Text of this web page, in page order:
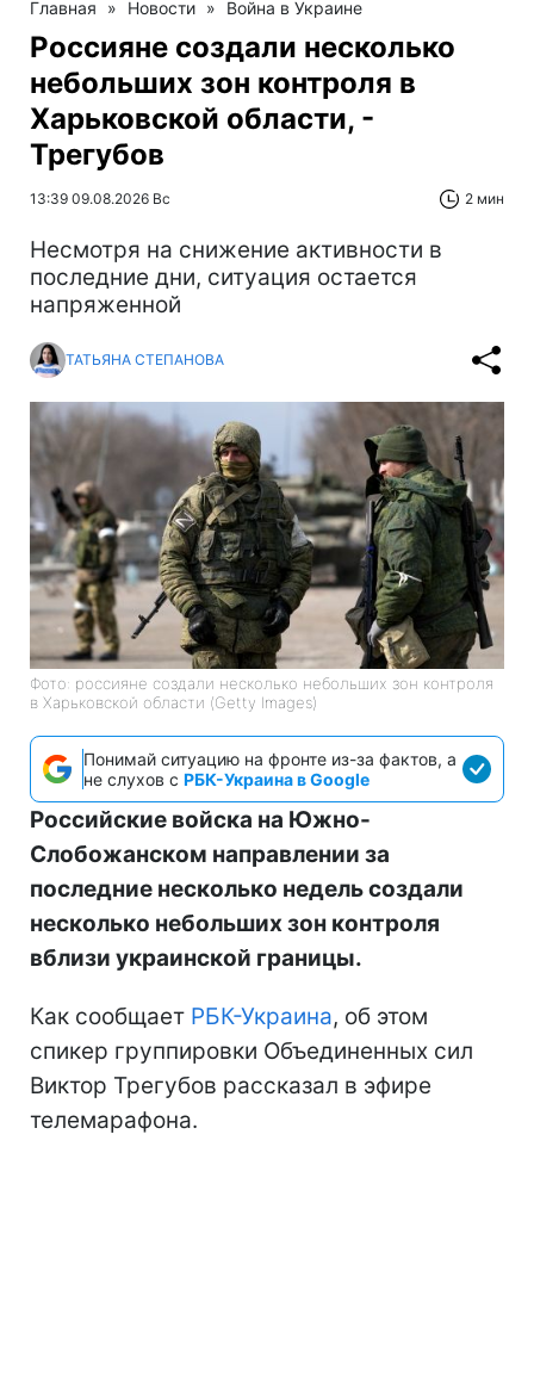
Главная » Новости » Война в Украине
Россияне создали несколько
небольших зон контроля в
Харьковской области, -
Трегубов
13:39 09.08.2026 Вс 2 мин
Несмотря на снижение активности в
последние дни, ситуация остается
напряженной
ТАТЬЯНА СТЕПАНОВА
Фото: россияне создали несколько небольших зон контроля
в Харьковской области (Getty Images)
Понимай ситуацию на фронте из-за фактов, а
не слухов с РБК-Украина в Google
Российские войска на Южно-
Слобожанском направлении за
последние несколько недель создали
несколько небольших зон контроля
вблизи украинской границы.
Как сообщает РБК-Украина, об этом
спикер группировки Объединенных сил
Виктор Трегубов рассказал в эфире
телемарафона.